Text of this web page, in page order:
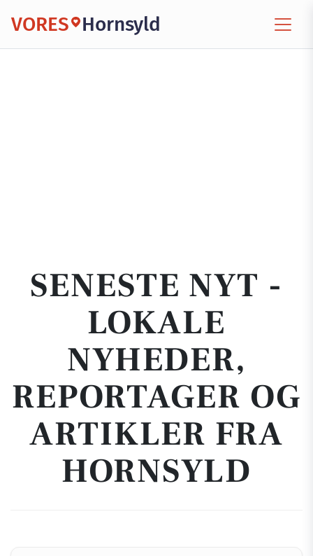
VORES Hornsyld
SENESTE NYT -
LOKALE
NYHEDER,
REPORTAGER OG
ARTIKLER FRA
HORNSYLD